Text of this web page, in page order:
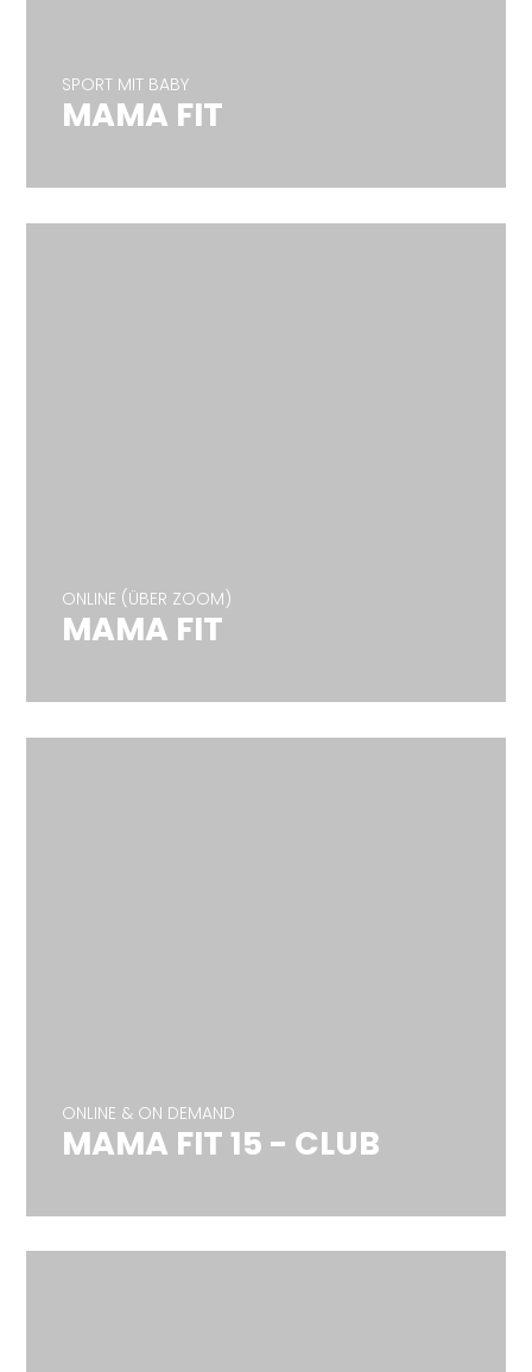
SPORT MIT BABY
MAMA FIT
MAMA FIT
ONLINE (ÜBER ZOOM)
MAMA FIT
MAMA FIT
ONLINE & ON DEMAND
MAMA FIT 15 - CLUB
MAMA FIT 15 - CLUB